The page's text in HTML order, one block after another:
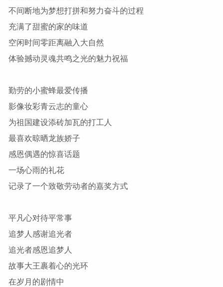
不间断地为梦想打拼和努力奋斗的过程
充满了甜蜜的家的味道
空闲时间零距离融入大自然
体验撼动灵魂共鸣之光的魅力祝福
勤劳的小蜜蜂最爱传播
影像妆彩青云志的童心
为祖国建设添砖加瓦的打工人
最喜欢晾晒龙族娇子
感恩偶遇的惊喜话题
一场心雨的礼花
记录了一个致敬劳动者的嘉奖方式
平凡心对待平常事
追梦人感谢追光者
追光者感恩追梦人
故事大王裹着心的光环
在岁月的剧情中